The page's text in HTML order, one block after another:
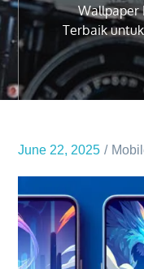
Wallpaper
Terbaik
June 22, 2025